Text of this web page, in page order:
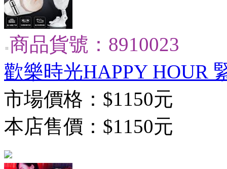
商品貨號：8910023
歡樂時光HAPPY HOUR
市場價格： $1150元
本店售價： $1150元